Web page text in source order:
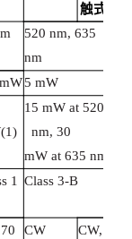
触式
520 nm, 635
nm
5 mW
15 mW at 520
nm, 30
mW at 635 nm
1 Class 3-B
CW CW,